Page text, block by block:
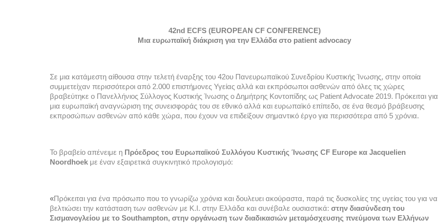
42nd ECFS (EUROPEAN CF CONFERENCE)
Μια ευρωπαϊκή διάκριση για την Ελλάδα στο patient advocacy
Σε μια κατάμεστη αίθουσα στην τελετή έναρξης του 42ου Πανευρωπαϊκού Συνεδρίου Κυστικής Ίνωσης, στην οποία
συμμετείχαν περισσότεροι από 2.000 επιστήμονες Υγείας αλλά και εκπρόσωποι ασθενών από όλες τις χώρες
βραβεύτηκε ο Πανελλήνιος Σύλλογος Κυστικής Ίνωσης ο Δημήτρης Κοντοπίδης ως Patient Advocate 2019. Πρόκειται για
μια ευρωπαϊκή αναγνώριση της συνεισφοράς του σε εθνικό αλλά και ευρωπαϊκό επίπεδο, σε ένα θεσμό βράβευσης
εκπροσώπων ασθενών από κάθε χώρα, που έχουν να επιδείξουν σημαντικό έργο για περισσότερα από 5 χρόνια.
Το βραβείο απένειμε η Πρόεδρος του Ευρωπαϊκού Συλλόγου Κυστικής Ίνωσης CF Europe κα Jacquelien
Noordhoek με έναν εξαιρετικά συγκινητικό προλογισμό:
«Πρόκειται για ένα πρόσωπο που το γνωρίζω χρόνια και δουλευει ακούραστα, παρά τις δυσκολίες της υγείας του για να
βελτιώσει την κατάσταση των ασθενών με Κ.Ι. στην Ελλάδα και συνέβαλε ουσιαστικά: στην διασύνδεση του
Σισμανογλείου με το Southampton, στην οργάνωση των διαδικασιών μεταμόσχευσης πνεύμονα των Ελλήνων